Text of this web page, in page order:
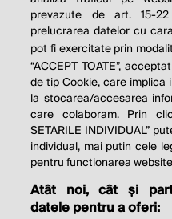
THE SOCIAL
BUSINESS IS
Milton
© 2026 Profit.ro.
Contact
prevazute de art. 15-
prelucrarea datelor cu
pot fi exercitate prin
“ACCEPT TOATE”,
de tip Cookie, care
la stocarea/accesarea
care colaboram. Prin
SETARILE INDIVIDUAL”
individual, mai putin cele
pentru functionarea
Atât noi, cât și
datele pentru a oferi: